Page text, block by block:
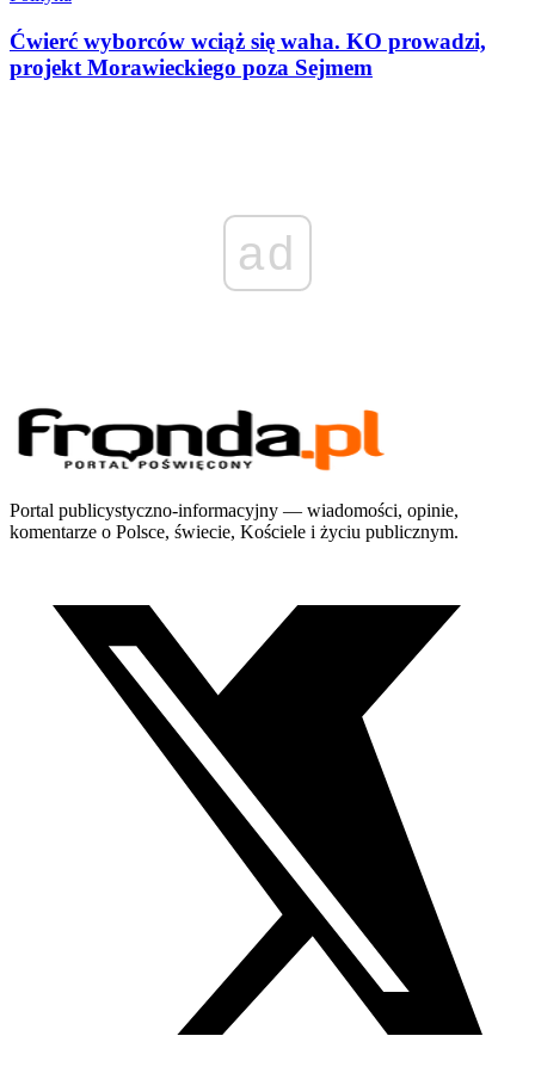
Ćwierć wyborców wciąż się waha. KO prowadzi,
projekt Morawieckiego poza Sejmem
ad
Portal publicystyczno-informacyjny — wiadomości, opinie,
komentarze o Polsce, świecie, Kościele i życiu publicznym.